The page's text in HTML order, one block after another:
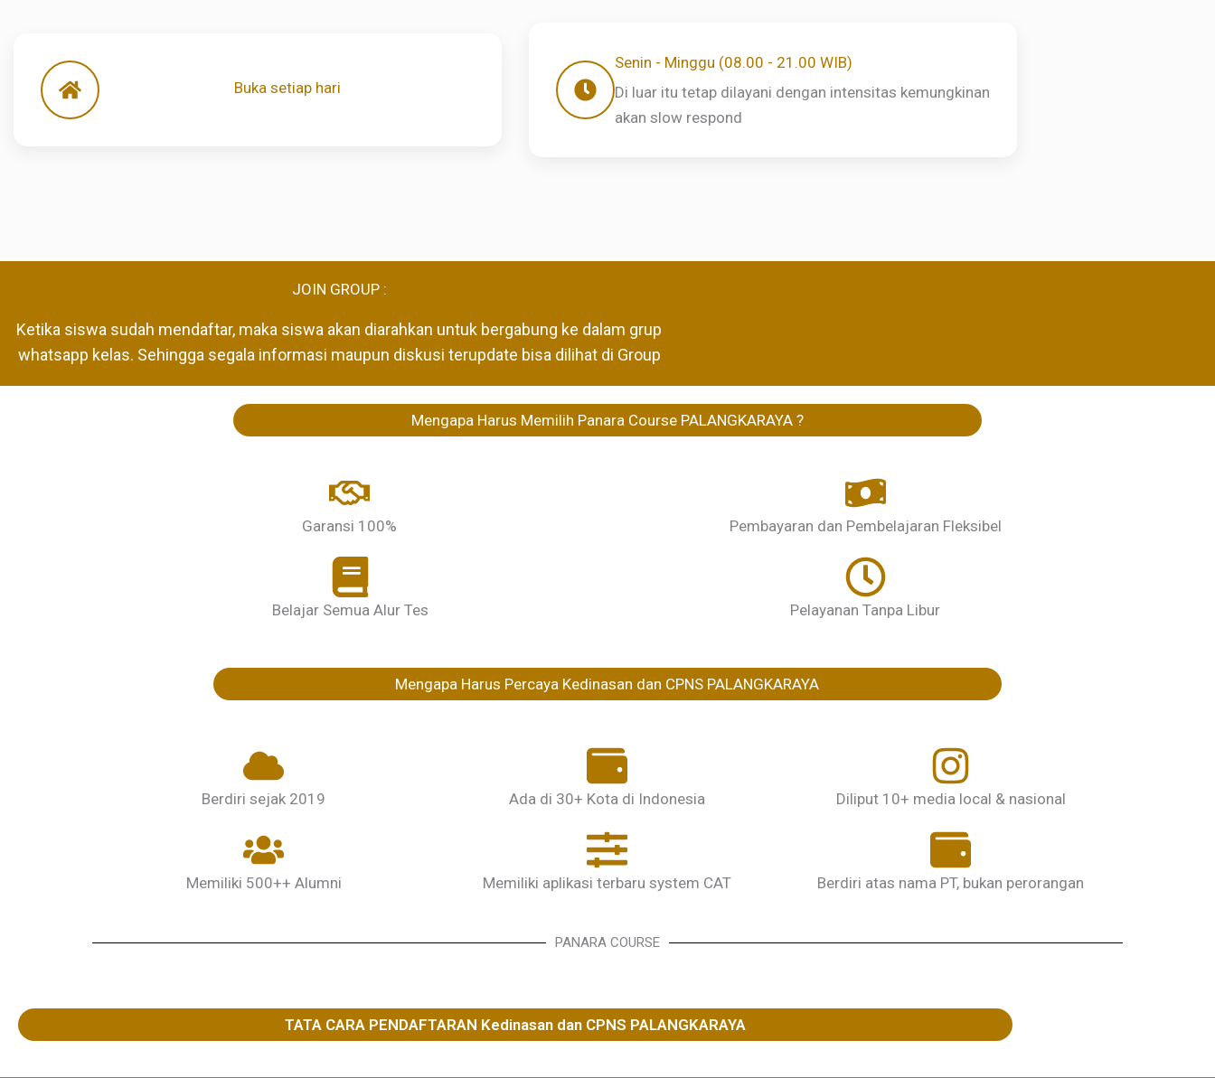
Buka setiap hari
Senin - Minggu (08.00 - 21.00 WIB)
Di luar itu tetap dilayani dengan intensitas kemungkinan
akan slow respond
JOIN GROUP :
Ketika siswa sudah mendaftar, maka siswa akan diarahkan untuk bergabung ke dalam grup
whatsapp kelas. Sehingga segala informasi maupun diskusi terupdate bisa dilihat di Group
Mengapa Harus Memilih Panara Course PALANGKARAYA ?
Garansi 100% Pembayaran dan Pembelajaran Fleksibel
Belajar Semua Alur Tes Pelayanan Tanpa Libur
Mengapa Harus Percaya Kedinasan dan CPNS PALANGKARAYA
Berdiri sejak 2019 Ada di 30+ Kota di Indonesia Diliput 10+ media local & nasional
Memiliki 500++ Alumni Memiliki aplikasi terbaru system CAT Berdiri atas nama PT, bukan perorangan
PANARA COURSE
TATA CARA PENDAFTARAN Kedinasan dan CPNS PALANGKARAYA